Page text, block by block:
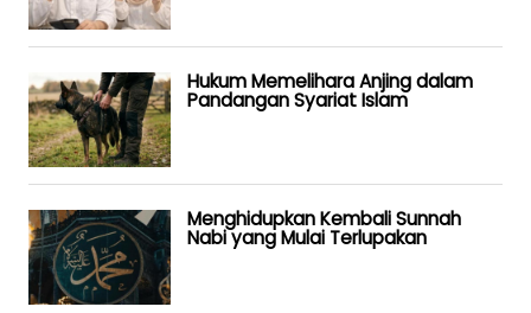
Hukum Memelihara Anjing dalam
Pandangan Syariat Islam
Menghidupkan Kembali Sunnah
Nabi yang Mulai Terlupakan